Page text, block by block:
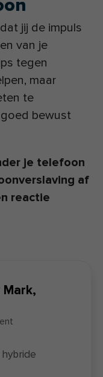
jij de impuls
van je
tegen
maar
te
bewust
je telefoon
af
reactie
Mark,